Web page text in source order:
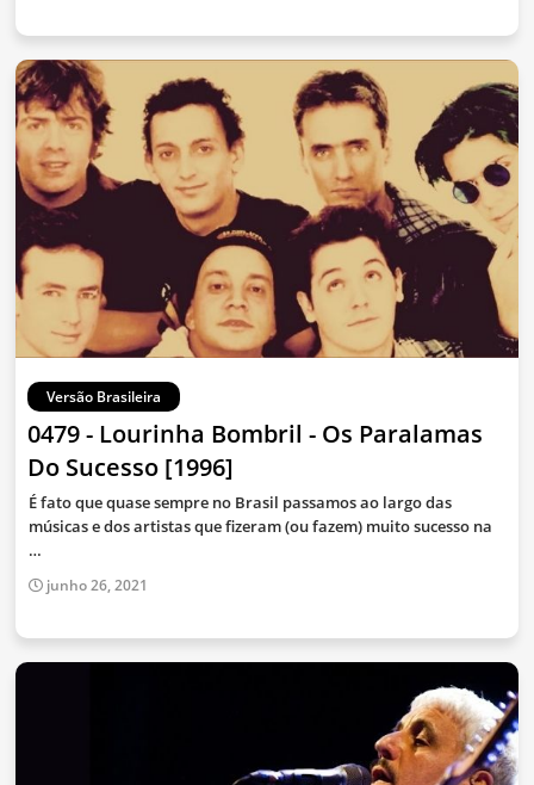
Versão Brasileira
0479 - Lourinha Bombril - Os Paralamas
Do Sucesso [1996]
É fato que quase sempre no Brasil passamos ao largo das
músicas e dos artistas que fizeram (ou fazem) muito sucesso na
…
junho 26, 2021